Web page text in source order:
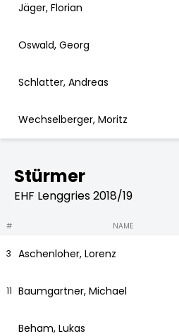
Jäger, Florian
Oswald, Georg
Schlatter, Andreas
Wechselberger, Moritz
Stürmer
EHF Lenggries 2018/19
# NAME
3 Aschenloher, Lorenz
11 Baumgartner, Michael
Beham, Lukas